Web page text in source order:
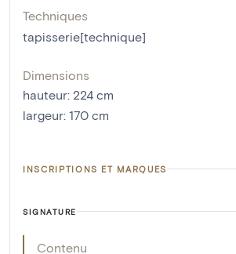
Techniques
tapisserie[technique]
Dimensions
hauteur: 224 cm
largeur: 170 cm
INSCRIPTIONS ET MARQUES
SIGNATURE
Contenu